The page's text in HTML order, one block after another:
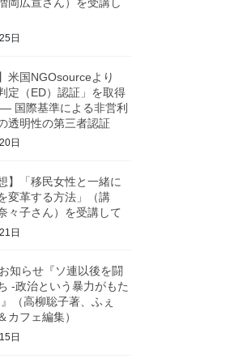
日
米国NGOsourceより
定（ED）認証」を取得
国際基準による非営利
透明性の第三者認証
日
】「移民女性と一緒に
変革する方法」（講
々子さん）を受講して
日
知らせ『ソ連以後を闘
-政治という暴力がもた
（高柳聡子著、ふぇ
カフェ編集）
日